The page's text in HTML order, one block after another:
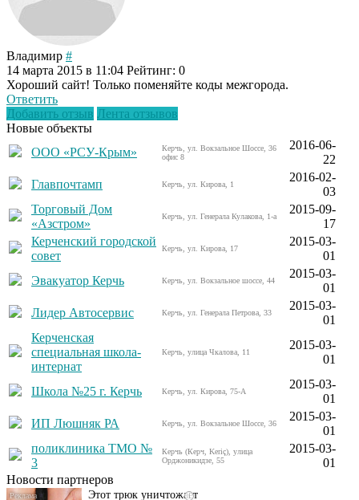
Владимир #
14 марта 2015 в 11:04 Рейтинг: 0
Хороший сайт! Только поменяйте коды межгорода.
Ответить
Добавить отзыв Лента отзывов
Новые объекты
ООО «РСУ-Крым»
Керчь, ул. Вокзальное Шоссе, 36
офис 8
2016-06-
22
Главпочтамп
Керчь, ул. Кирова, 1
2016-02-
03
Торговый Дом
«Азстром»
Керчь, ул. Генерала Кулакова, 1-а
2015-09-
17
Керченский городской
совет
Керчь, ул. Кирова, 17
2015-03-
01
Эвакуатор Керчь
Керчь, ул. Вокзальное шоссе, 44
2015-03-
01
Лидер Автосервис
Керчь, ул. Генерала Петрова, 33
2015-03-
01
Керченская
специальная школа-
интернат
Керчь, улица Чкалова, 11
2015-03-
01
Школа №25 г. Керчь Керчь, ул. Кирова, 75-А
2015-03-
01
ИП Люшняк РА
Керчь, ул. Вокзальное Шоссе, 36
2015-03-
01
поликлиника ТМО №
3
Керчь (Керч, Keriç), улица
Орджоникидзе, 55
2015-03-
01
Новости партнеров
запущенный грибок
исчезнет с корнем,
если перед сном…
i
Этот трюк уничтожает